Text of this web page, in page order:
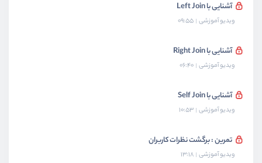
آشنایی با Left Join
ویدیو آموزشی 09:55
آشنایی با Right Join
ویدیو آموزشی 06:40
آشنایی با Self Join
ویدیو آموزشی 10:53
تمرین : برگشت نظرات کاربران
ویدیو آموزشی 13:18